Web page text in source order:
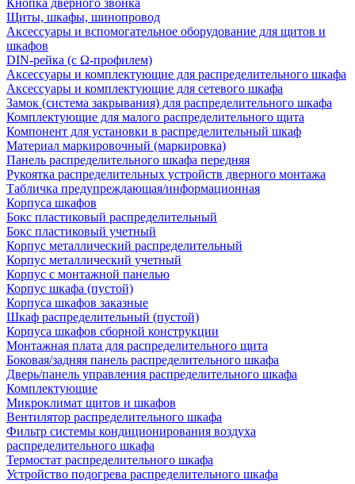
Кнопка дверного звонка
Щиты, шкафы, шинопровод
Аксессуары и вспомогательное оборудование для щитов и
шкафов
DIN-рейка (с Ω-профилем)
Аксессуары и комплектующие для распределительного шкафа
Аксессуары и комплектующие для сетевого шкафа
Замок (система закрывания) для распределительного шкафа
Комплектующие для малого распределительного щита
Компонент для установки в распределительный шкаф
Материал маркировочный (маркировка)
Панель распределительного шкафа передняя
Рукоятка распределительных устройств дверного монтажа
Табличка предупреждающая/информационная
Корпуса шкафов
Бокс пластиковый распределительный
Бокс пластиковый учетный
Корпус металлический распределительный
Корпус металлический учетный
Корпус с монтажной панелью
Корпус шкафа (пустой)
Корпуса шкафов заказные
Шкаф распределительный (пустой)
Корпуса шкафов сборной конструкции
Монтажная плата для распределительного щита
Боковая/задняя панель распределительного шкафа
Дверь/панель управления распределительного шкафа
Комплектующие
Микроклимат щитов и шкафов
Вентилятор распределительного шкафа
Фильтр системы кондиционирования воздуха
распределительного шкафа
Термостат распределительного шкафа
Устройство подогрева распределительного шкафа